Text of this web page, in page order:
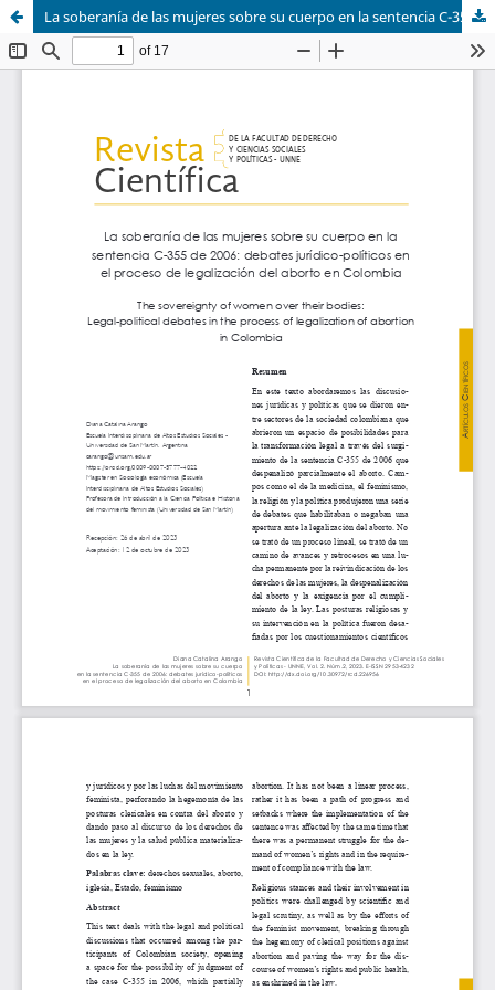
La soberanía de las mujeres sobre su cuerpo en la sentencia C-355 de 2006: debates jurídico-políticos en el proceso de legalización del aborto en Colombia